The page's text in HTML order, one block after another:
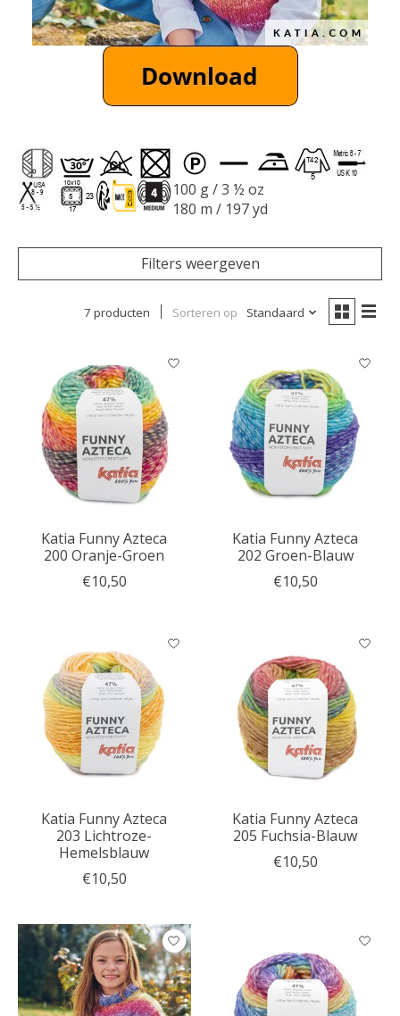
100 g / 3 ½ oz
180 m / 197 yd
Filters weergeven
7 producten Sorteren op Standaard
Katia Funny Azteca
200 Oranje-Groen
€10,50
Katia Funny Azteca
202 Groen-Blauw
€10,50
Katia Funny Azteca
203 Lichtroze-
Hemelsblauw
€10,50
Katia Funny Azteca
205 Fuchsia-Blauw
€10,50